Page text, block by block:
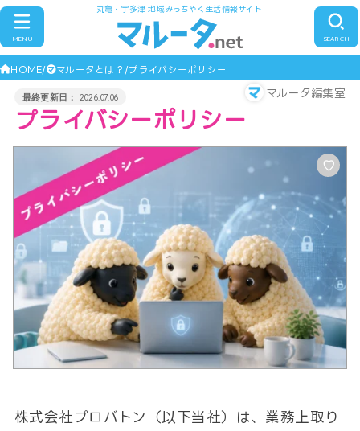
丸亀・宇多津 地域みっちゃく生活情報サイト
SEARCH
MENU
HOME マルータとは？ プライバシーポリシー
2026.07.06 マルータ編集室
プライバシーポリシー
♡
株式会社プロバトン（以下当社）は、業務上取り